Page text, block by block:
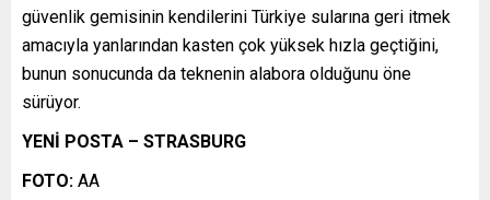
güvenlik gemisinin kendilerini Türkiye sularına geri itmek
amacıyla yanlarından kasten çok yüksek hızla geçtiğini,
bunun sonucunda da teknenin alabora olduğunu öne
sürüyor.
YENİ POSTA – STRASBURG
FOTO: AA